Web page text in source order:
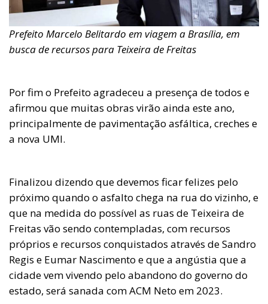
Prefeito Marcelo Belitardo em viagem a Brasília, em
busca de recursos para Teixeira de Freitas
Por fim o Prefeito agradeceu a presença de todos e
afirmou que muitas obras virão ainda este ano,
principalmente de pavimentação asfáltica, creches e
a nova UMI.
Finalizou dizendo que devemos ficar felizes pelo
próximo quando o asfalto chega na rua do vizinho, e
que na medida do possível as ruas de Teixeira de
Freitas vão sendo contempladas, com recursos
próprios e recursos conquistados através de Sandro
Regis e Eumar Nascimento e que a angústia que a
cidade vem vivendo pelo abandono do governo do
estado, será sanada com ACM Neto em 2023.